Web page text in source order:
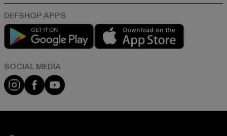
Play market
Instagram
FacebookYouTube